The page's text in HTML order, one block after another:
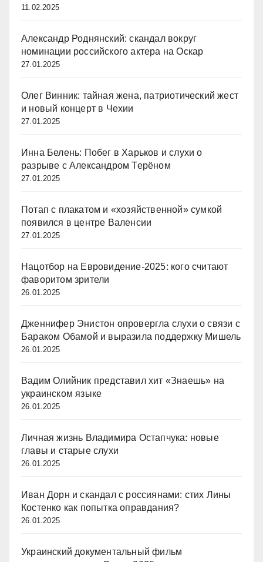
11.02.2025
Александр Роднянский: скандал вокруг
номинации российского актера на Оскар
27.01.2025
Олег Винник: тайная жена, патриотический жест
и новый концерт в Чехии
27.01.2025
Инна Белень: Побег в Харьков и слухи о
разрыве с Александром Терёном
27.01.2025
Потап с плакатом и «хозяйственной» сумкой
появился в центре Валенсии
27.01.2025
Нацотбор на Евровидение-2025: кого считают
фаворитом зрители
26.01.2025
Дженнифер Энистон опровергла слухи о связи с
Бараком Обамой и выразила поддержку Мишель
26.01.2025
Вадим Олийник представил хит «Знаешь» на
украинском языке
26.01.2025
Личная жизнь Владимира Остапчука: новые
главы и старые слухи
26.01.2025
Иван Дорн и скандал с россиянами: стих Лины
Костенко как попытка оправдания?
26.01.2025
Украинский документальный фильм